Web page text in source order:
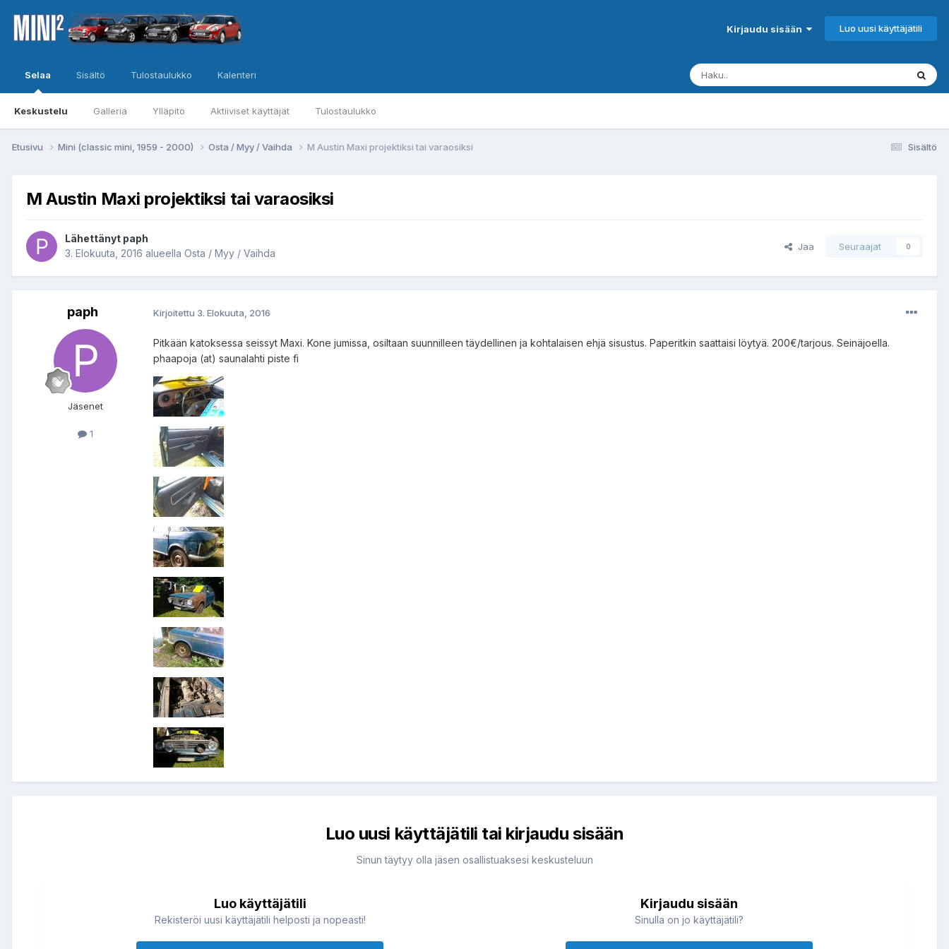
Kirjaudu sisään Luo uusi käyttäjätili
Selaa
Keskustelu Galleria Ylläpito Aktiiviset käyttäjät Tulostaulukko
Sisältö Tulostaulukko Kalenteri
Sisältö
Etusivu Mini (classic mini, 1959 - 2000) Osta / Myy / Vaihda M Austin Maxi projektiksi tai varaosiksi
M Austin Maxi projektiksi tai varaosiksi
Lähettänyt paph
3. Elokuuta, 2016 alueella Osta / Myy / Vaihda
Jaa Seuraajat 0
paph
Jäsenet
1
Kirjoitettu 3. Elokuuta, 2016
Pitkään katoksessa seissyt Maxi. Kone jumissa, osiltaan suunnilleen täydellinen ja kohtalaisen ehjä sisustus. Paperitkin saattaisi löytyä. 200€/tarjous. Seinäjoella.
phaapoja (at) saunalahti piste fi
Luo uusi käyttäjätili tai kirjaudu sisään
Sinun täytyy olla jäsen osallistuaksesi keskusteluun
Luo käyttäjätili
Rekisteröi uusi käyttäjätili helposti ja nopeasti!
Kirjaudu sisään
Sinulla on jo käyttäjätili?